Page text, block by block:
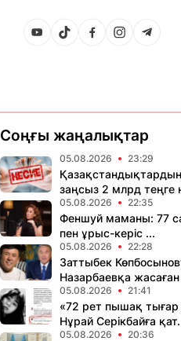
Соңғы жаңалықтар
05.08.2026 23:29
заңсыз 2 млрд теңге
05.08.2026 22:35
Феншуй маманы: 77
пен ұрыс-керіс ...
05.08.2026 22:28
Заттыбек
Назарбаевқа
05.08.2026 21:41
«72 рет пышақ тығар
Нұрай Серікбайға
05.08.2026 20:36